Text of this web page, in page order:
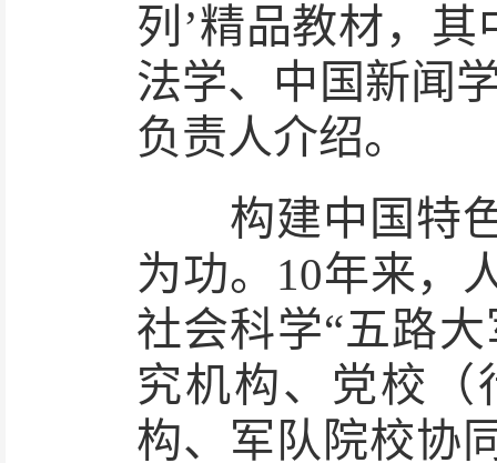
列’精品教材，其
法学、中国新闻
负责人介绍。
构建中国特色
为功。10年来，
社会科学“五路
究机构、党校（
构、军队院校协